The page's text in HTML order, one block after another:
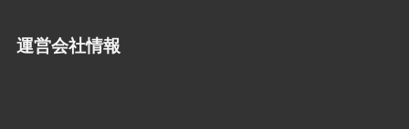
運営会社情報